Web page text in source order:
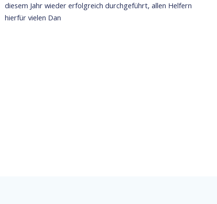
diesem Jahr wieder erfolgreich durchgeführt, allen Helfern
hierfür vielen Dan